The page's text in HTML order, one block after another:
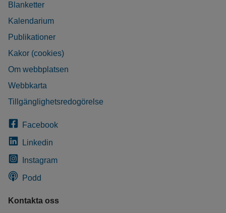
Blanketter
Kalendarium
Publikationer
Kakor (cookies)
Om webbplatsen
Webbkarta
Tillgänglighetsredogörelse
Facebook
Linkedin
Instagram
Podd
Kontakta oss